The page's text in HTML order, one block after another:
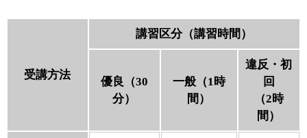
受講方法
講習区分（講習時間）
優良（30
分）
一般（1時
間）
違反・初
回
（2時
間）